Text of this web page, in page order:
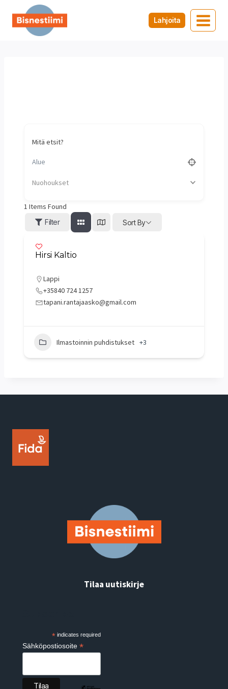
sisältöön
Lahjoita
Mitä etsit?
Nuohoukset
1 Items Found
Filter Sort By
Hirsi Kaltio
Lappi
+35840 724 1257
tapani.rantajaasko@gmail.com
Ilmastoinnin puhdistukset +3
Tilaa uutiskirje
*indicates required
Sähköpostiosoite *